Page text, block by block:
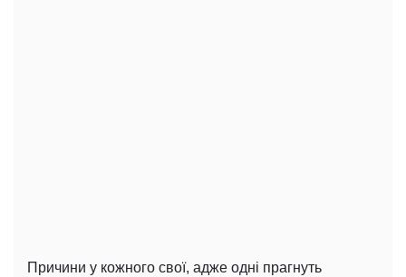
Причини у кожного свої, адже одні прагнуть